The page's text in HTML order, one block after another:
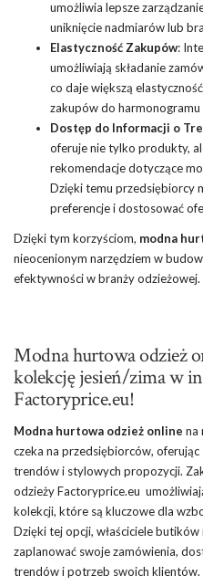
umożliwia lepsze
uniknięcie nadmiarów lub
Elastyczność Zakupów:
umożliwiają składanie
co daje większą
zakupów do harmonogramu
Dostęp do Informacji o
oferuje nie tylko produkty,
rekomendacje dotyczące
Dzięki temu przedsiębiorcy
preferencje i dostosować
Dzięki tym korzyściom, modna
nieocenionym narzędziem w
efektywności w branży odzieżowej.
Modna hurtowa odzież
kolekcję jesień/zima w
Factoryprice.eu!
Modna hurtowa odzież online na
czeka na przedsiębiorców,
trendów i stylowych propozycji.
odzieży Factoryprice.eu
kolekcji, które są kluczowe dla
Dzięki tej opcji, właściciele
zaplanować swoje zamówienia,
trendów i potrzeb swoich klientów.